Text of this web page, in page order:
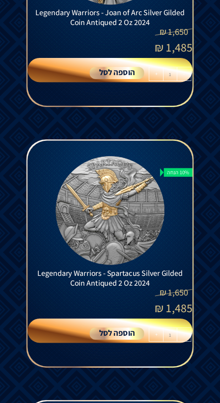
Legendary Warriors - Joan of Arc Silver Gilded
Coin Antiqued 2 Oz 2024
1,650
₪
1,485
₪
-
+ הוספה לסל
10% הנחה
Legendary Warriors - Spartacus Silver Gilded
Coin Antiqued 2 Oz 2024
1,650
₪
1,485
₪
-
+ הוספה לסל